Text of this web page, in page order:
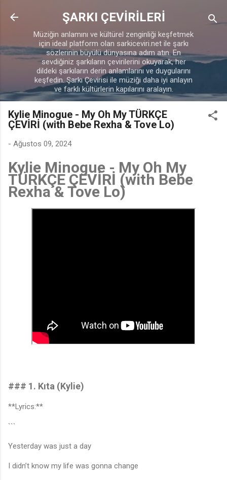
Ana içeriğe atla
ŞARKI ÇEVİRİLERİ
Müziğin anlamını ve kültürel zenginliği keşfetmek
için ideal platform olan sarkiceviri.net ile şarkı
sözlerinin büyülü dünyasına adım atın. En
sevdiğiniz şarkıların çevirilerini okuyarak, her
dildeki şarkıların derin anlamlarını ve duygularını
keşfedin. Şarkı Çevirisi ile müziği daha iyi anlayın
ve farklı kültürlerin kapılarını aralayın.
Kylie Minogue - My Oh My TÜRKÇE
ÇEVİRİ (with Bebe Rexha & Tove Lo)
- Ağustos 09, 2024
Kylie Minogue - My Oh My
TÜRKÇE ÇEVİRİ (with Bebe
Rexha & Tove Lo)
### 1. Kıta (Kylie)
**Lyrics:**
```
Yesterday was just a day
I didn’t know my life was gonna change